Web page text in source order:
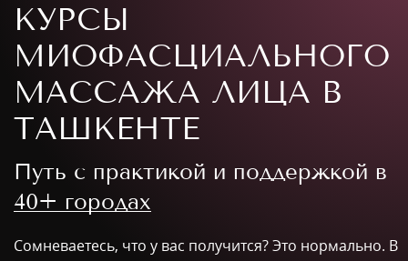
КУРСЫ
МИОФАСЦИАЛЬНОГО
МАССАЖА ЛИЦА В
ТАШКЕНТЕ
Путь с практикой и поддержкой в
40+ городах
Сомневаетесь, что у вас получится? Это нормально. В